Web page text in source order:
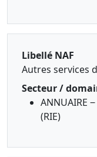
Libellé NAF
Autres services
Secteur /
ANNUAIRE
(RIE)